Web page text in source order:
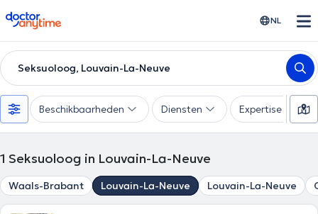
doctoranytime NL
Seksuoloog, Louvain-La-Neuve
Beschikbaarheden Diensten Expertise
1 Seksuoloog in Louvain-La-Neuve
Waals-Brabant Louvain-La-Neuve Louvain-La-Neuve